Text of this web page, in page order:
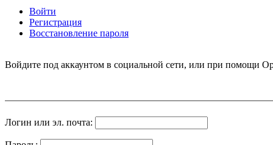
Войти
Регистрация
Восстановление пароля
Войдите под аккаунтом в социальной сети, или при помощи
Логин или эл. почта: